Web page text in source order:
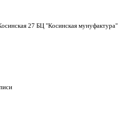
27 БЦ "Косинская мунуфактура"